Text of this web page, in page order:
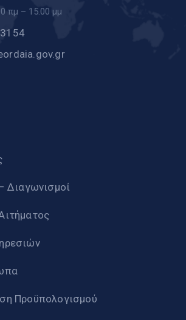
πμ – 15.00 μμ
Διαγωνισμοί
Προϋπολογισμού